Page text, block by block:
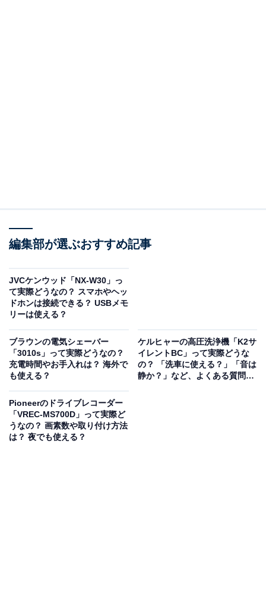
オールアバウトに還元されることがあります。
蓄電池充電時間は、バッテリータイプによって異なりま
す。
主な充電時間
・BSL1415: 約30分
・BSL1420, BSL1820M: 約40分
・BSL1840M: 約80分
・BSL1850C, BSL36A18X: 約100分
・BSL1460: 約120分
編集部が選ぶおすすめ記事
JVCケンウッド「NX-W30」っ
て実際どうなの？ スマホやヘッ
ドホンは接続できる？ USBメモ
リーは使える？
ブラウンの電気シェーバー
「3010s」って実際どうなの？
充電時間やお手入れは？ 海外で
も使える？
ケルヒャーの高圧洗浄機「K2サ
イレントBC」って実際どうな
の？ 「洗車に使える？」「音は
静か？」など、よくある質問5
Pioneerのドライブレコーダー
「VREC-MS700D」って実際ど
うなの？ 画素数や取り付け方法
は？ 夜でも使える？